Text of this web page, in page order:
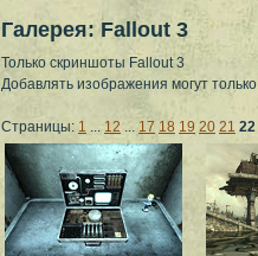
Галерея: Fallout 3
Только скриншоты Fallout 3
Добавлять изображения могут только
Страницы: 1 ... 12 ... 17 18 19 20 21 22